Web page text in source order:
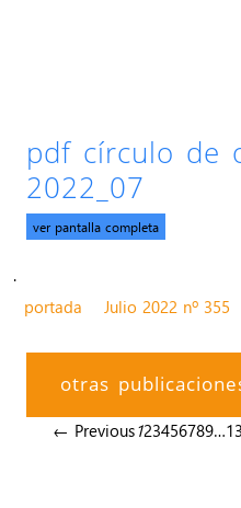
pdf círculo de
2022_07
ver pantalla completa
.
portada
Julio 2022 nº 355
otras
← Previous123456789…13